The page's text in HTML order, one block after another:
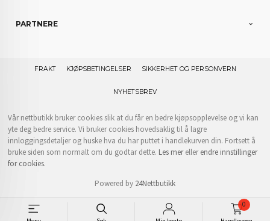
0
PARTNERE
FRAKT KJØPSBETINGELSER SIKKERHET OG PERSONVERN
NYHETSBREV
Vår nettbutikk bruker cookies slik at du får en bedre kjøpsopplevelse og vi kan
yte deg bedre service. Vi bruker cookies hovedsaklig til å lagre
innloggingsdetaljer og huske hva du har puttet i handlekurven din. Fortsett å
bruke siden som normalt om du godtar dette. Les merellerendre innstillinger
for cookies.
Powered by 24Nettbutikk